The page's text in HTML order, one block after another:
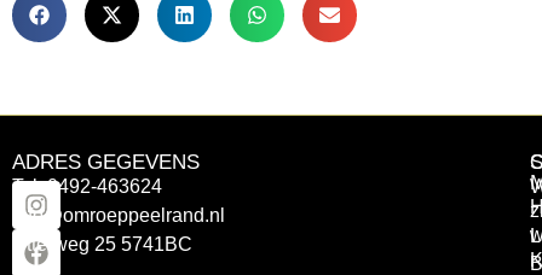
ADRES GEGEVENS
Tel: 0492-463624
info@omroeppeelrand.nl
Otterweg 25 5741BC